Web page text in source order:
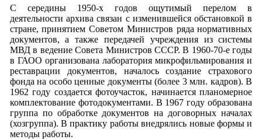
С середины 1950-х годов ощутимый перелом в
деятельности архива связан с изменившейся обстановкой в
стране, принятием Советом Министров ряда нормативных
документов, а также передачей учреждения из системы
МВД в ведение Совета Министров СССР. В 1960-70-е годы
в ГАОО организована лаборатория микрофильмирования и
реставрации документов, началось создание страхового
фонда на особо ценные документы (более 3 млн. кадров). В
1962 году создается фотоучасток, начинается планомерное
комплектование фотодокументами. В 1967 году образована
группа по обработке документов на договорных началах
(хозгруппа). В практику работы внедрялись новые формы и
методы работы.